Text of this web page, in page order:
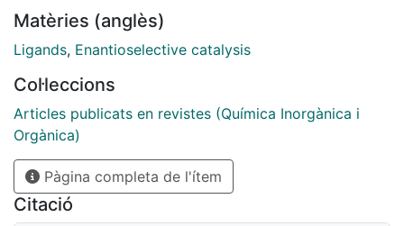
hydrogenation of various benchmark substrates
attaining up to 99% ee.
Matèries (anglès)
Ligands, Enantioselective catalysis
Col·leccions
Articles publicats en revistes (Química Inorgànica i
Orgànica)
Pàgina completa de l'ítem
Citació